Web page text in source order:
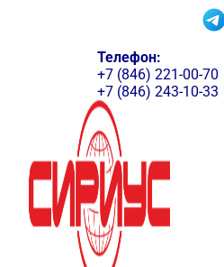
Телефон:
+7 (846) 221-00-70
+7 (846) 243-10-33